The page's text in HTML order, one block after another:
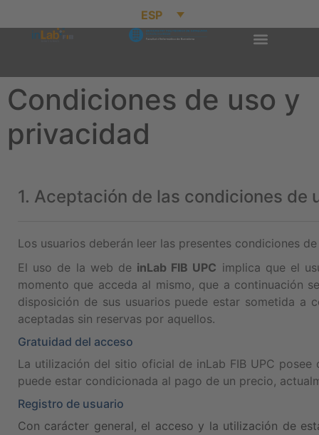
ESP
Condiciones de uso y
privacidad
1. Aceptación de las condiciones de
Los usuarios deberán leer las presentes condiciones
El uso de la web de inLab FIB UPC implica que el
momento que acceda al mismo, que a continuación
disposición de sus usuarios puede estar sometida a
aceptadas sin reservas por aquellos.
Gratuidad del acceso
La utilización del sitio oficial de inLab FIB UPC
puede estar condicionada al pago de un precio,
Registro de usuario
Con carácter general, el acceso y la utilización de